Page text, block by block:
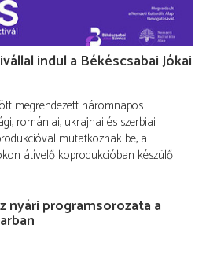
indul a Békéscsabai Jókai
megrendezett háromnapos
romániai, ukrajnai és szerbiai
mutatkoznak be, a
átívelő koprodukcióban készülő
nyári programsorozata a